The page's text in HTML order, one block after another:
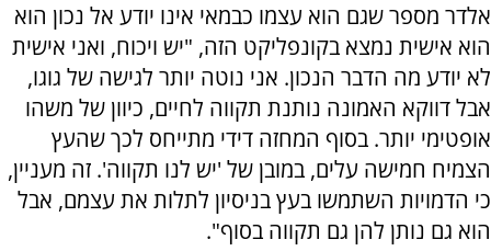
אלדר מספר שגם הוא עצמו כבמאי אינו יודע אל נכון הוא
הוא אישית נמצא בקונפליקט הזה, "יש ויכוח, ואני אישית
לא יודע מה הדבר הנכון. אני נוטה יותר לגישה של גוגו,
אבל דווקא האמונה נותנת תקווה לחיים, כיוון של משהו
אופטימי יותר. בסוף המחזה דידי מתייחס לכך שהעץ
הצמיח חמישה עלים, במובן של 'יש לנו תקווה'. זה מעניין,
כי הדמויות השתמשו בעץ בניסיון לתלות את עצמם, אבל
הוא גם נותן להן גם תקווה בסוף".